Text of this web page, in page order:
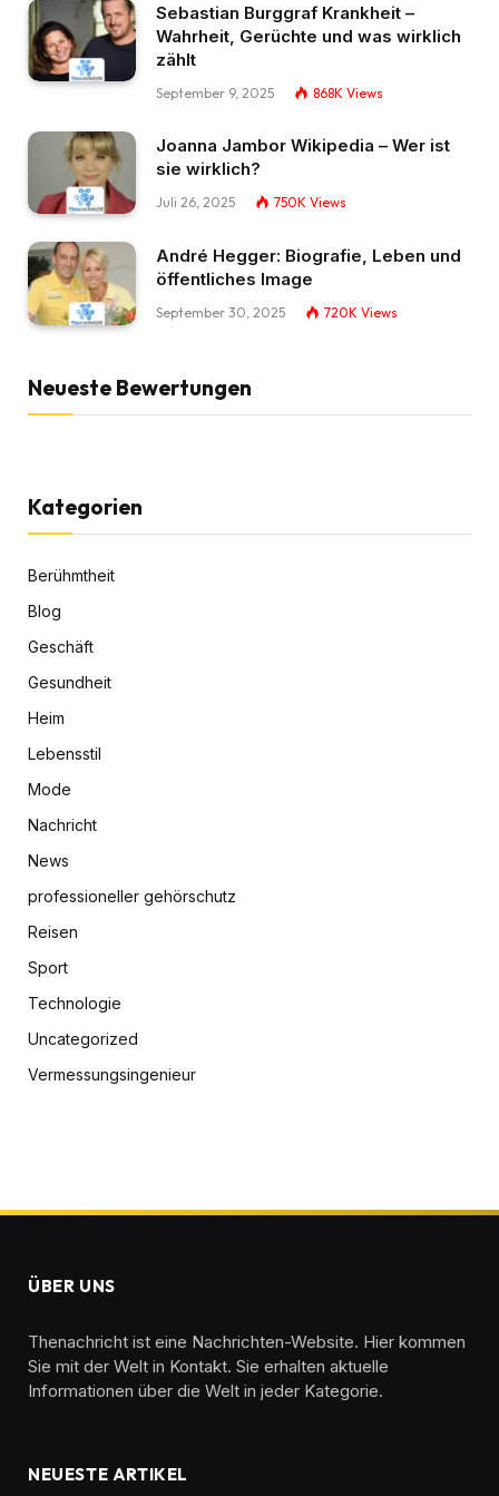
Sebastian Burggraf Krankheit –
Wahrheit, Gerüchte und was wirklich
zählt
September 9, 2025 868K Views
Joanna Jambor Wikipedia – Wer ist
sie wirklich?
Juli 26, 2025 750K Views
André Hegger: Biografie, Leben und
öffentliches Image
September 30, 2025 720K Views
Neueste Bewertungen
Kategorien
Berühmtheit
Blog
Geschäft
Gesundheit
Heim
Lebensstil
Mode
Nachricht
News
professioneller gehörschutz
Reisen
Sport
Technologie
Uncategorized
Vermessungsingenieur
ÜBER UNS
Thenachricht ist eine Nachrichten-Website. Hier kommen
Sie mit der Welt in Kontakt. Sie erhalten aktuelle
Informationen über die Welt in jeder Kategorie.
NEUESTE ARTIKEL